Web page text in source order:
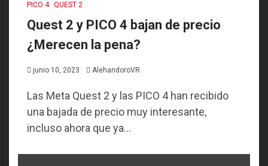
PICO 4 QUEST 2
Quest 2 y PICO 4 bajan de precio
¿Merecen la pena?
junio 10, 2023 AlehandoroVR
Las Meta Quest 2 y las PICO 4 han recibido
una bajada de precio muy interesante,
incluso ahora que ya...